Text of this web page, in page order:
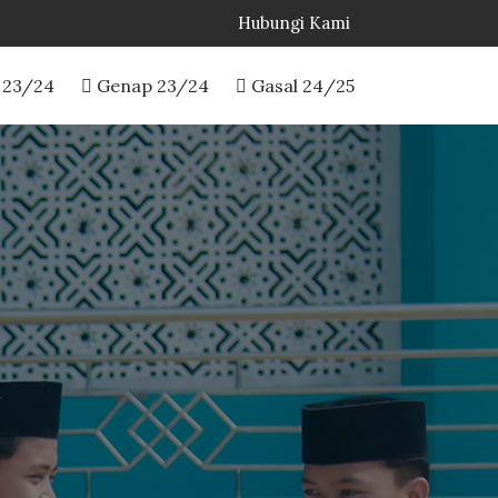
Hubungi Kami
24 Genap 23/24 Gasal 24/25